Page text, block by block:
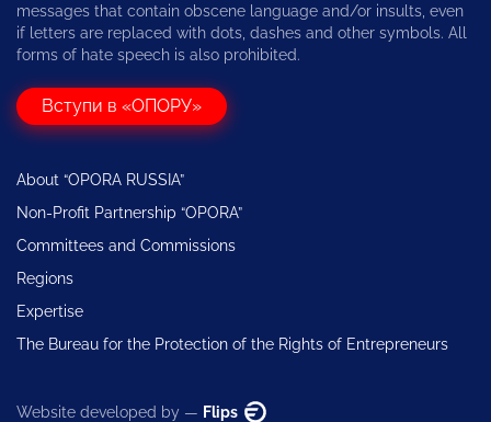
messages that contain obscene language and/or insults, even
if letters are replaced with dots, dashes and other symbols. All
forms of hate speech is also prohibited.
Вступи в «ОПОРУ»
About “OPORA RUSSIA”
Non-Profit Partnership “OPORA”
Committees and Commissions
Regions
Expertise
The Bureau for the Protection of the Rights of Entrepreneurs
Website developed by — Flips